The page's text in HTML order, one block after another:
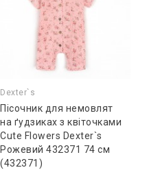
Dexter`s
Пісочник для немовлят
на ґудзиках з квіточками
Cute Flowers Dexter`s
Рожевий 432371 74 см
(432371)